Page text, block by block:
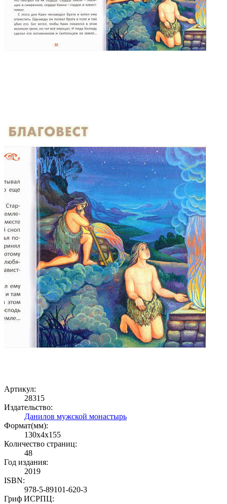
Артикул:
28315
Издательство:
Данилов мужской монастырь
Формат(мм):
130x4x155
Количество страниц:
48
Год издания:
2019
ISBN:
978-5-89101-620-3
Гриф ИСРПЦ: